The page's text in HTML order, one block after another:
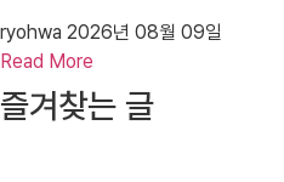
ryohwa 2026년 08월 09일
Read More
즐겨찾는 글